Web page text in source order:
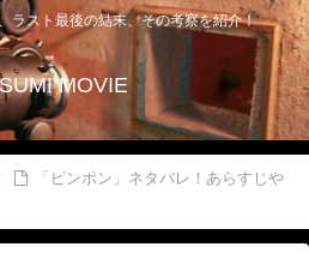
ラスト最後の結末、その考察を紹介！
MOVIE
「ピンポン」ネタバレ！あらすじや